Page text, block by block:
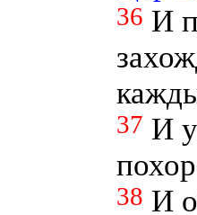
36 И
37 И
38 И